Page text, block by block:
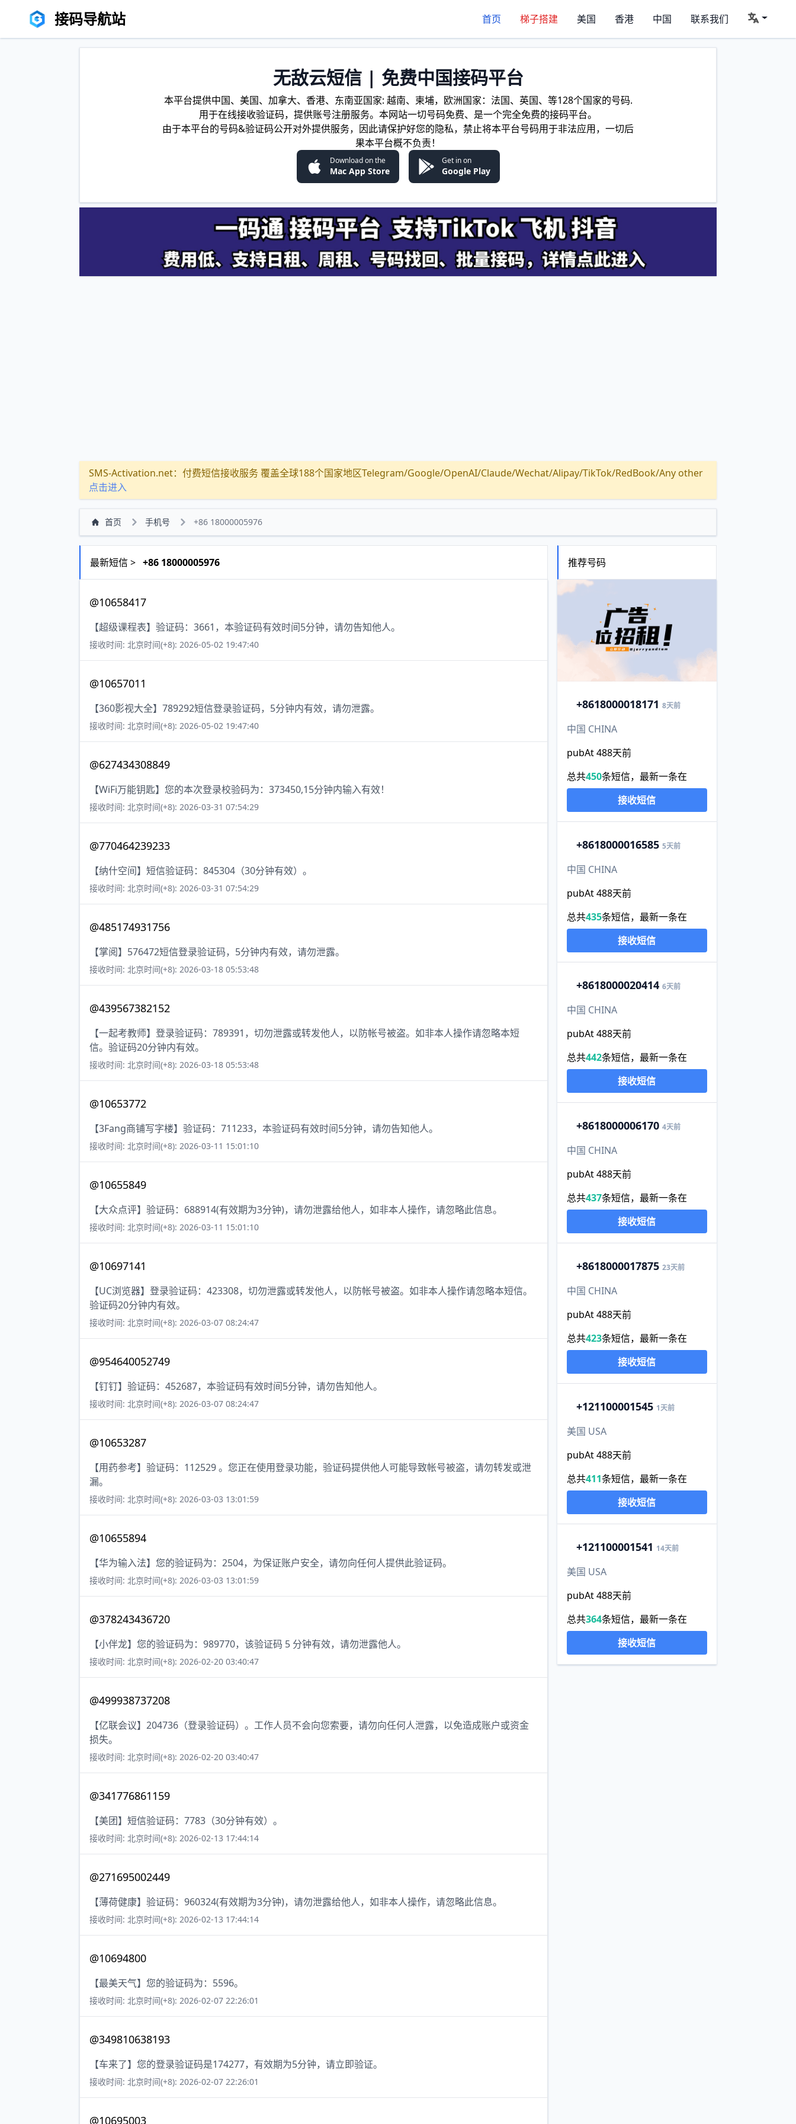
接码导航站 首页 梯子搭建 美国 香港 中国 联系我们
无敌云短信 | 免费中国接码平台
本平台提供中国、美国、加拿大、香港、东南亚国家: 越南、柬埔，欧洲国家：法国、英国、等128个国家的号码.
用于在线接收验证码，提供账号注册服务。本网站一切号码免费、是一个完全免费的接码平台。
由于本平台的号码&验证码公开对外提供服务，因此请保护好您的隐私，禁止将本平台号码用于非法应用，一切后
果本平台概不负责！
Download on the
Mac App Store
Get in on
Google Play
SMS-Activation.net：付费短信接收服务 覆盖全球188个国家地区Telegram/Google/OpenAI/Claude/Wechat/Alipay/TikTok/RedBook/Any other
点击进入
首页 手机号 +86 18000005976
最新短信 > +86 18000005976
@10658417
【超级课程表】验证码：3661，本验证码有效时间5分钟，请勿告知他人。
接收时间: 北京时间(+8): 2026-05-02 19:47:40
@10657011
【360影视大全】789292短信登录验证码，5分钟内有效，请勿泄露。
接收时间: 北京时间(+8): 2026-05-02 19:47:40
@627434308849
【WiFi万能钥匙】您的本次登录校验码为：373450,15分钟内输入有效！
接收时间: 北京时间(+8): 2026-03-31 07:54:29
@770464239233
【纳什空间】短信验证码：845304（30分钟有效）。
接收时间: 北京时间(+8): 2026-03-31 07:54:29
@485174931756
【掌阅】576472短信登录验证码，5分钟内有效，请勿泄露。
接收时间: 北京时间(+8): 2026-03-18 05:53:48
@439567382152
【一起考教师】登录验证码：789391，切勿泄露或转发他人，以防帐号被盗。如非本人操作请忽略本短
信。验证码20分钟内有效。
接收时间: 北京时间(+8): 2026-03-18 05:53:48
@10653772
【3Fang商铺写字楼】验证码：711233，本验证码有效时间5分钟，请勿告知他人。
接收时间: 北京时间(+8): 2026-03-11 15:01:10
@10655849
【大众点评】验证码：688914(有效期为3分钟)，请勿泄露给他人，如非本人操作，请忽略此信息。
接收时间: 北京时间(+8): 2026-03-11 15:01:10
@10697141
【UC浏览器】登录验证码：423308，切勿泄露或转发他人，以防帐号被盗。如非本人操作请忽略本短信。
验证码20分钟内有效。
接收时间: 北京时间(+8): 2026-03-07 08:24:47
@954640052749
【钉钉】验证码：452687，本验证码有效时间5分钟，请勿告知他人。
接收时间: 北京时间(+8): 2026-03-07 08:24:47
@10653287
【用药参考】验证码：112529 。您正在使用登录功能，验证码提供他人可能导致帐号被盗，请勿转发或泄
漏。
接收时间: 北京时间(+8): 2026-03-03 13:01:59
@10655894
【华为输入法】您的验证码为：2504，为保证账户安全，请勿向任何人提供此验证码。
接收时间: 北京时间(+8): 2026-03-03 13:01:59
@378243436720
【小伴龙】您的验证码为：989770，该验证码 5 分钟有效，请勿泄露他人。
接收时间: 北京时间(+8): 2026-02-20 03:40:47
@499938737208
【亿联会议】204736（登录验证码）。工作人员不会向您索要，请勿向任何人泄露，以免造成账户或资金
损失。
接收时间: 北京时间(+8): 2026-02-20 03:40:47
@341776861159
【美团】短信验证码：7783（30分钟有效）。
接收时间: 北京时间(+8): 2026-02-13 17:44:14
@271695002449
【薄荷健康】验证码：960324(有效期为3分钟)，请勿泄露给他人，如非本人操作，请忽略此信息。
接收时间: 北京时间(+8): 2026-02-13 17:44:14
@10694800
【最美天气】您的验证码为：5596。
接收时间: 北京时间(+8): 2026-02-07 22:26:01
@349810638193
【车来了】您的登录验证码是174277，有效期为5分钟，请立即验证。
接收时间: 北京时间(+8): 2026-02-07 22:26:01
@10695003
推荐号码
+8618000018171 8天前
中国 CHINA
pubAt 488天前
总共450条短信，最新一条在
接收短信
+8618000016585 5天前
中国 CHINA
pubAt 488天前
总共435条短信，最新一条在
接收短信
+8618000020414 6天前
中国 CHINA
pubAt 488天前
总共442条短信，最新一条在
接收短信
+8618000006170 4天前
中国 CHINA
pubAt 488天前
总共437条短信，最新一条在
接收短信
+8618000017875 23天前
中国 CHINA
pubAt 488天前
总共423条短信，最新一条在
接收短信
+121100001545 1天前
美国 USA
pubAt 488天前
总共411条短信，最新一条在
接收短信
+121100001541 14天前
美国 USA
pubAt 488天前
总共364条短信，最新一条在
接收短信